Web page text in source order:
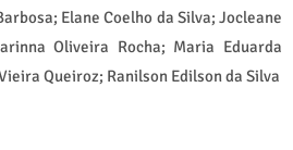
Elane Coelho da Silva; Jocleane
Oliveira Rocha; Maria Eduarda
Queiroz; Ranilson Edilson da Silva